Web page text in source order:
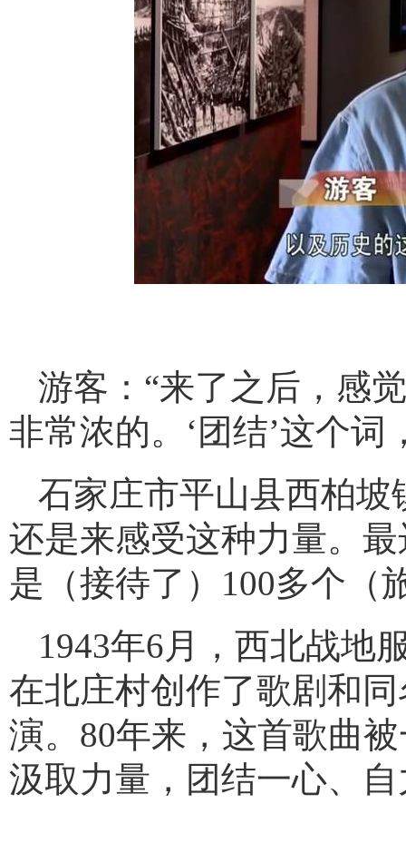
游客：“来了之后，感
非常浓的。‘团结’这个
石家庄市平山县西柏坡
还是来感受这种力量。
是（接待了）100多个（
1943年6月，西北战地
在北庄村创作了歌剧和
演。80年来，这首歌曲
汲取力量，团结一心、